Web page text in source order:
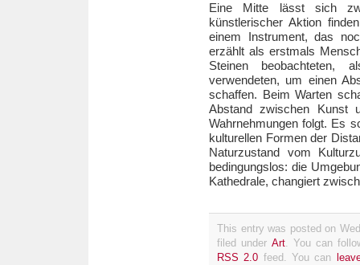
Eine Mitte lässt sich
künstlerischer Aktion
einem Instrument, das
erzählt als erstmals
Steinen
verwendeten, um einen
schaffen. Beim Warten
Abstand zwischen Kunst
Wahrnehmungen folgt. Es
kulturellen Formen der
Naturzustand vom
bedingungslos: die
Kathedrale, changiert
This entry was posted on
filed under Art. You can
RSS 2.0 feed. You can